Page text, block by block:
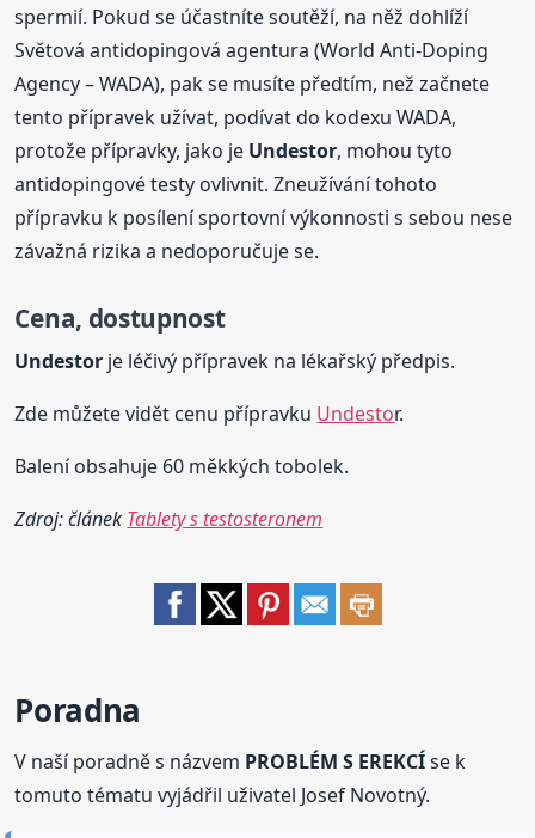
spermií. Pokud se účastníte soutěží, na něž dohlíží
Světová antidopingová agentura (World Anti-Doping
Agency – WADA), pak se musíte předtím, než začnete
tento přípravek užívat, podívat do kodexu WADA,
protože přípravky, jako je Undestor, mohou tyto
antidopingové testy ovlivnit. Zneužívání tohoto
přípravku k posílení sportovní výkonnosti s sebou nese
závažná rizika a nedoporučuje se.
Cena, dostupnost
Undestor je léčivý přípravek na lékařský předpis.
Zde můžete vidět cenu přípravku Undestor.
Balení obsahuje 60 měkkých tobolek.
Zdroj: článek Tablety s testosteronem
Poradna
V naší poradně s názvem PROBLÉM S EREKCÍse k
tomuto tématu vyjádřil uživatel Josef Novotný.